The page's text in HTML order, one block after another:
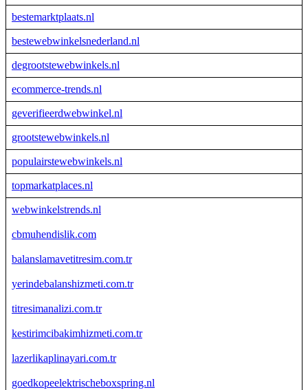
bestemarktplaats.nl
bestewebwinkelsnederland.nl
degrootstewebwinkels.nl
ecommerce-trends.nl
geverifieerdwebwinkel.nl
grootstewebwinkels.nl
populairstewebwinkels.nl
topmarkatplaces.nl
webwinkelstrends.nl
cbmuhendislik.com
balanslamavetitresim.com.tr
yerindebalanshizmeti.com.tr
titresimanalizi.com.tr
kestirimcibakimhizmeti.com.tr
lazerlikaplinayari.com.tr
goedkopeelektrischeboxspring.nl